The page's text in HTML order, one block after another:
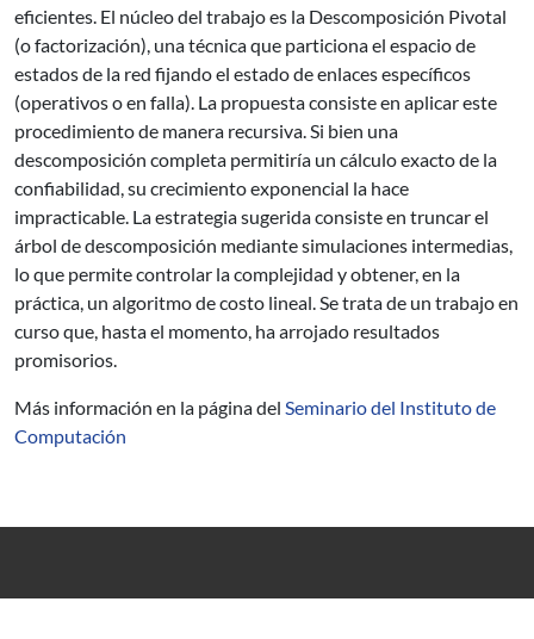
eficientes. El núcleo del trabajo es la Descomposición Pivotal
(o factorización), una técnica que particiona el espacio de
estados de la red fijando el estado de enlaces específicos
(operativos o en falla). La propuesta consiste en aplicar este
procedimiento de manera recursiva. Si bien una
descomposición completa permitiría un cálculo exacto de la
confiabilidad, su crecimiento exponencial la hace
impracticable. La estrategia sugerida consiste en truncar el
árbol de descomposición mediante simulaciones intermedias,
lo que permite controlar la complejidad y obtener, en la
práctica, un algoritmo de costo lineal. Se trata de un trabajo en
curso que, hasta el momento, ha arrojado resultados
promisorios.
Más información en la página del Seminario del Instituto de
Computación